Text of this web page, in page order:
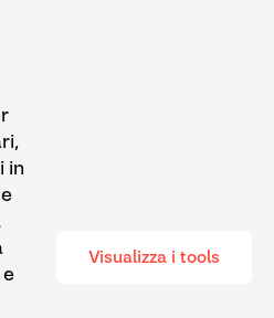
in
Visualizza i tools